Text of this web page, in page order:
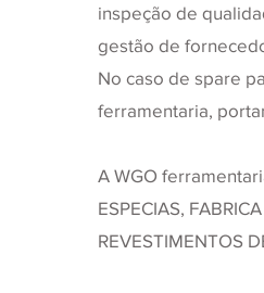
inspeção de
gestão de
No caso de spare
ferramentaria,
A WGO
ESPECIAS,
REVESTIMENTOS